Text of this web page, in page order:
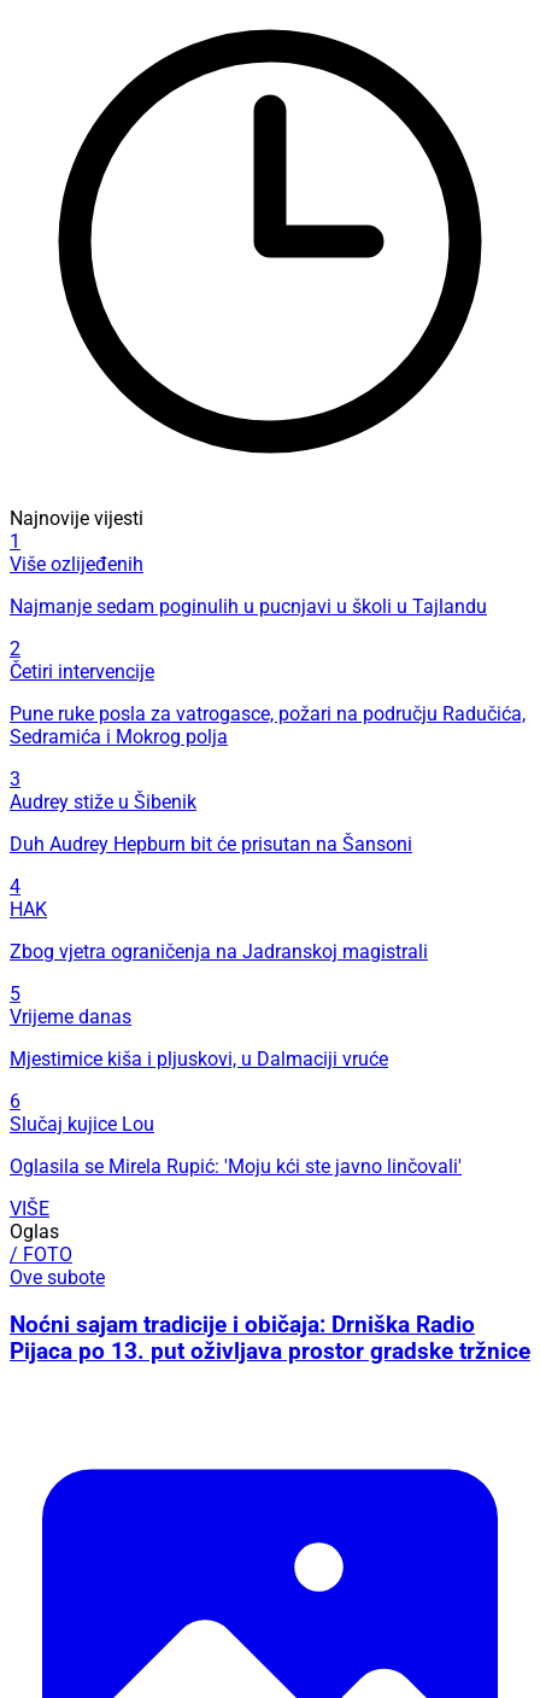
Najnovije vijesti
1
Više ozlijeđenih
Najmanje sedam poginulih u pucnjavi u školi u Tajlandu
2
Četiri intervencije
Pune ruke posla za vatrogasce, požari na području Radučića,
Sedramića i Mokrog polja
3
Audrey stiže u Šibenik
Duh Audrey Hepburn bit će prisutan na Šansoni
4
HAK
Zbog vjetra ograničenja na Jadranskoj magistrali
5
Vrijeme danas
Mjestimice kiša i pljuskovi, u Dalmaciji vruće
6
Slučaj kujice Lou
Oglasila se Mirela Rupić: 'Moju kći ste javno linčovali'
VIŠE
Oglas
/ FOTO
Ove subote
Noćni sajam tradicije i običaja: Drniška Radio
Pijaca po 13. put oživljava prostor gradske tržnice